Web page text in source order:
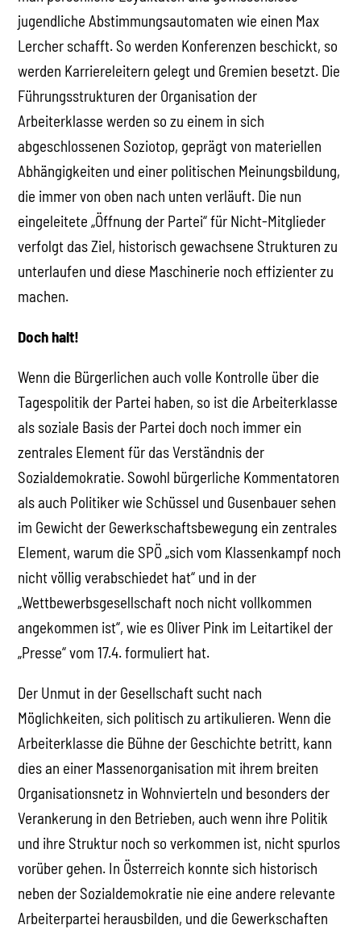
jugendliche Abstimmungsautomaten wie einen Max
Lercher schafft. So werden Konferenzen beschickt, so
werden Karriereleitern gelegt und Gremien besetzt. Die
Führungsstrukturen der Organisation der
Arbeiterklasse werden so zu einem in sich
abgeschlossenen Soziotop, geprägt von materiellen
Abhängigkeiten und einer politischen Meinungsbildung,
die immer von oben nach unten verläuft. Die nun
eingeleitete „Öffnung der Partei“ für Nicht-Mitglieder
verfolgt das Ziel, historisch gewachsene Strukturen zu
unterlaufen und diese Maschinerie noch effizienter zu
machen.
Doch halt!
Wenn die Bürgerlichen auch volle Kontrolle über die
Tagespolitik der Partei haben, so ist die Arbeiterklasse
als soziale Basis der Partei doch noch immer ein
zentrales Element für das Verständnis der
Sozialdemokratie. Sowohl bürgerliche Kommentatoren
als auch Politiker wie Schüssel und Gusenbauer sehen
im Gewicht der Gewerkschaftsbewegung ein zentrales
Element, warum die SPÖ „sich vom Klassenkampf noch
nicht völlig verabschiedet hat“ und in der
„Wettbewerbsgesellschaft noch nicht vollkommen
angekommen ist“, wie es Oliver Pink im Leitartikel der
„Presse“ vom 17.4. formuliert hat.
Der Unmut in der Gesellschaft sucht nach
Möglichkeiten, sich politisch zu artikulieren. Wenn die
Arbeiterklasse die Bühne der Geschichte betritt, kann
dies an einer Massenorganisation mit ihrem breiten
Organisationsnetz in Wohnvierteln und besonders der
Verankerung in den Betrieben, auch wenn ihre Politik
und ihre Struktur noch so verkommen ist, nicht spurlos
vorüber gehen. In Österreich konnte sich historisch
neben der Sozialdemokratie nie eine andere relevante
Arbeiterpartei herausbilden, und die Gewerkschaften